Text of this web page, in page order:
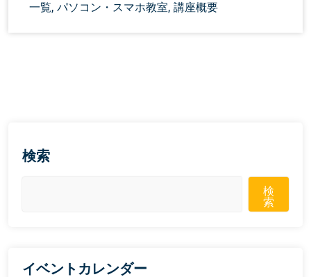
一覧, パソコン・スマホ教室, 講座概要
検索
検
索
イベントカレンダー